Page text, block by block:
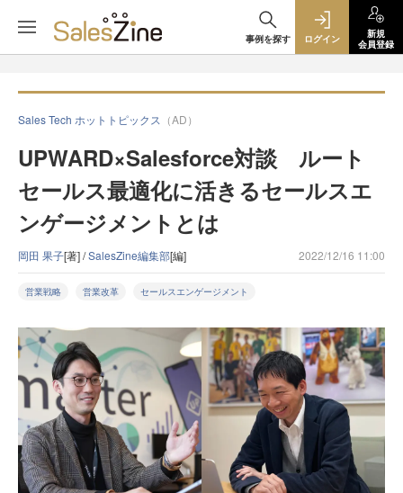
事例を探す ログイン
新規
会員登録
Sales Tech ホットトピックス （AD）
UPWARD×Salesforce対談 ルート
セールス最適化に活きるセールスエ
ンゲージメントとは
岡田 果子[著] /SalesZine編集部[編] 2022/12/16 11:00
営業戦略 営業改革 セールスエンゲージメント